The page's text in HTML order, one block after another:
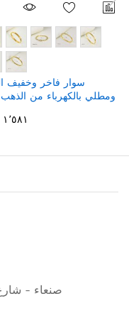
سوار فاخر وخفيف
ومطلي بالكهرباء من الذهب
١٬٥٨١ ر.ي.‏
صنعاء -